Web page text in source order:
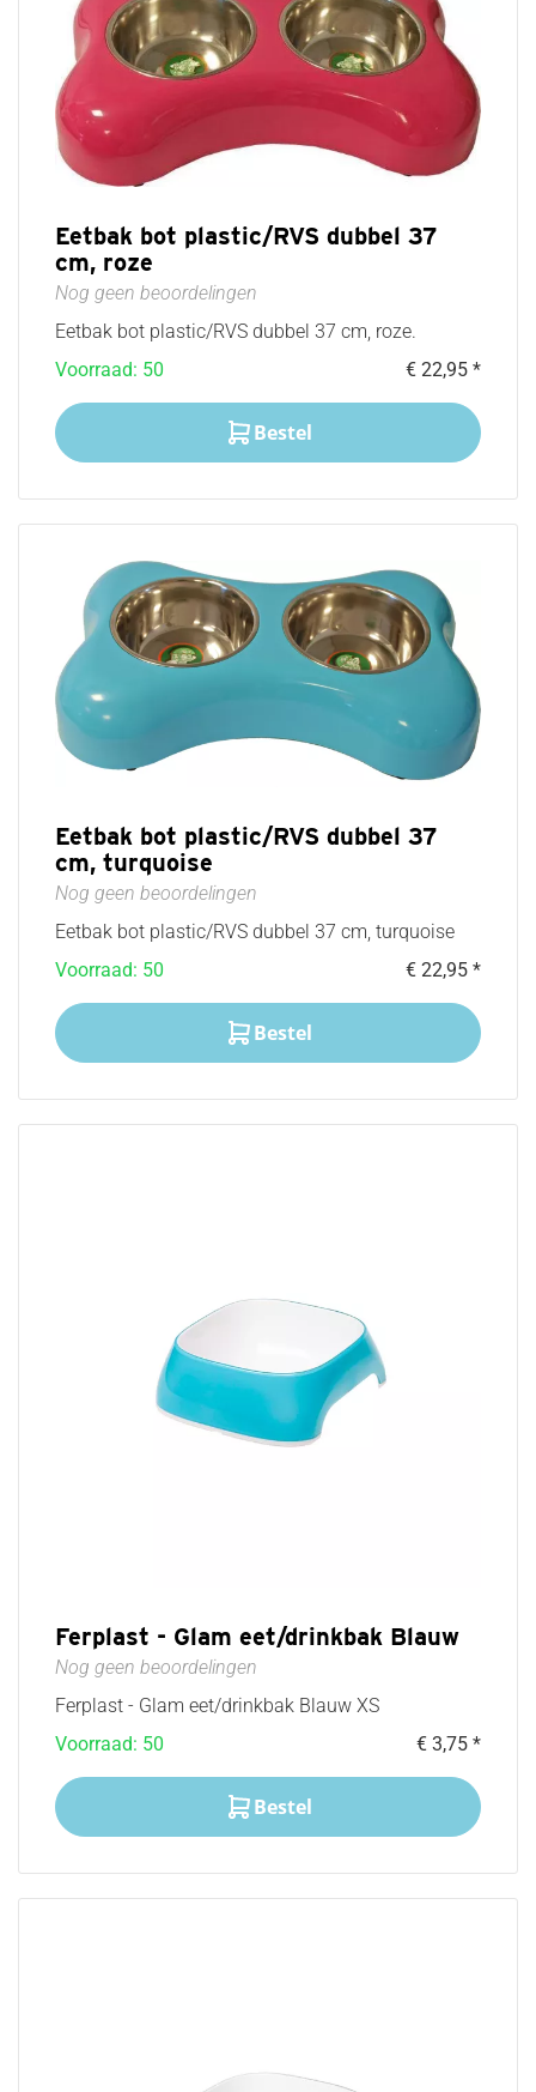
Eetbak bot plastic/RVS dubbel 37
cm, roze
Nog geen beoordelingen
Eetbak bot plastic/RVS dubbel 37 cm, roze.
Voorraad: 50
€ 22,95 *
Bestel
Eetbak bot plastic/RVS dubbel 37
cm, turquoise
Nog geen beoordelingen
Eetbak bot plastic/RVS dubbel 37 cm, turquoise
Voorraad: 50
€ 22,95 *
Bestel
Ferplast - Glam eet/drinkbak Blauw
Nog geen beoordelingen
Ferplast - Glam eet/drinkbak Blauw XS
Voorraad: 50
€ 3,75 *
Bestel